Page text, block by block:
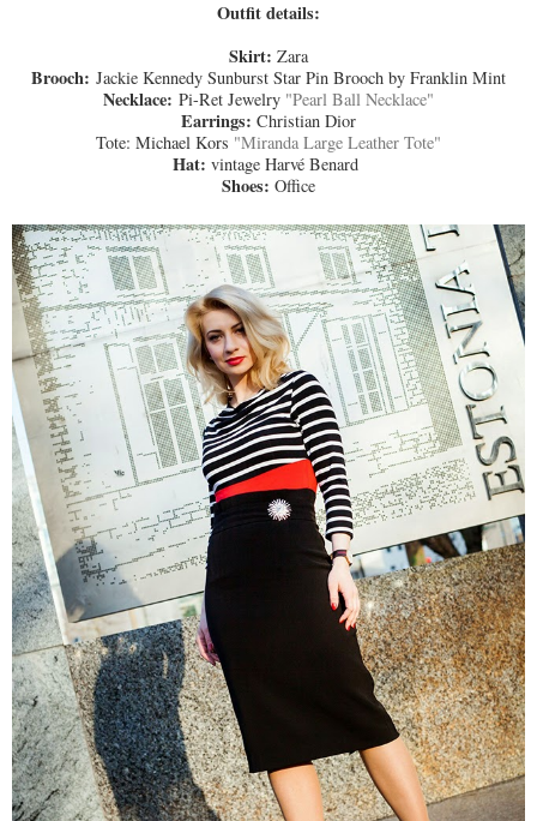
Outfit details:
Skirt: Zara
Brooch: Jackie Kennedy Sunburst Star Pin Brooch by Franklin Mint
Necklace: Pi-Ret Jewelry "Pearl Ball Necklace"
Earrings: Christian Dior
Tote: Michael Kors "Miranda Large Leather Tote"
Hat: vintage Harvé Benard
Shoes: Office